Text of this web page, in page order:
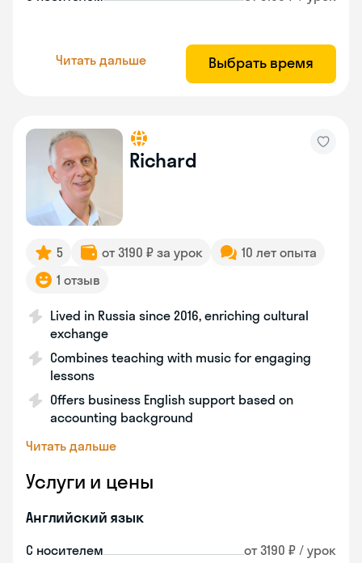
Читать дальше Выбрать время
Richard
5 от 3190 ₽ за урок
10 лет опыта
1 отзыв
Lived in Russia since 2016, enriching cultural
exchange
Combines teaching with music for engaging
lessons
Offers business English support based on
accounting background
Читать дальше
Услуги и цены
Английский язык
С носителем от 3190 ₽ / урок